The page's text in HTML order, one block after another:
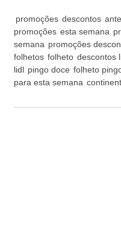
promoções descontos
promoções esta semana
semana promoções
folhetos folheto descontos
lidl pingo doce folheto
para esta semana